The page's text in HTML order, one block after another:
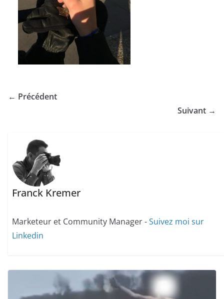
← Précédent
Suivant →
Franck Kremer
Marketeur et Community Manager -Suivez moi sur
Linkedin